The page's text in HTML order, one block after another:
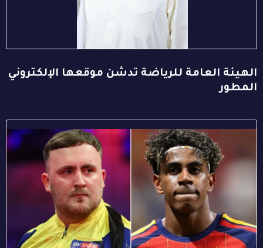
الهيئة العامة للرياضة تدشن موقعها الإلكتروني
المطور